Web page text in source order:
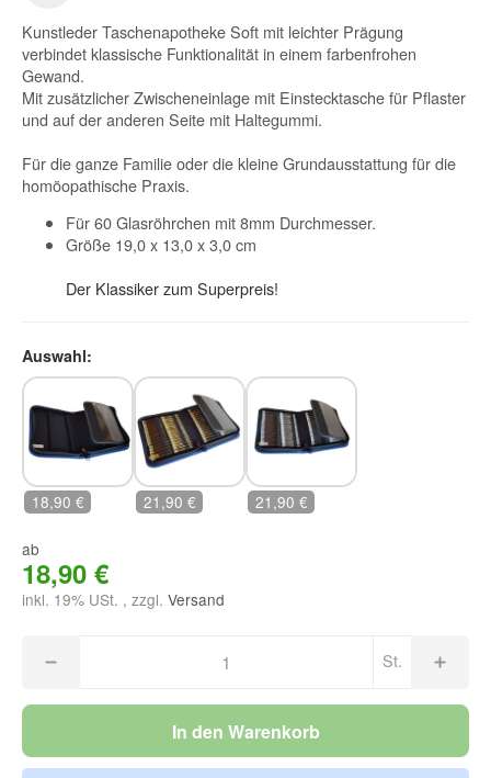
Kunstleder Taschenapotheke Soft mit leichter Prägung
verbindet klassische Funktionalität in einem farbenfrohen
Gewand.
Mit zusätzlicher Zwischeneinlage mit Einstecktasche für Pflaster
und auf der anderen Seite mit Haltegummi.
Für die ganze Familie oder die kleine Grundausstattung für die
homöopathische Praxis.
Für 60 Glasröhrchen mit 8mm Durchmesser.
Größe 19,0 x 13,0 x 3,0 cm
Der Klassiker zum Superpreis!
Auswahl:
ohne Glasröhrchen
18,90 € mit Braunglasröhrchen
21,90 € mit Klarglasröhrchen
21,90 €
ab
18,90 €
inkl. 19% USt. , zzgl. Versand
St.
In den Warenkorb